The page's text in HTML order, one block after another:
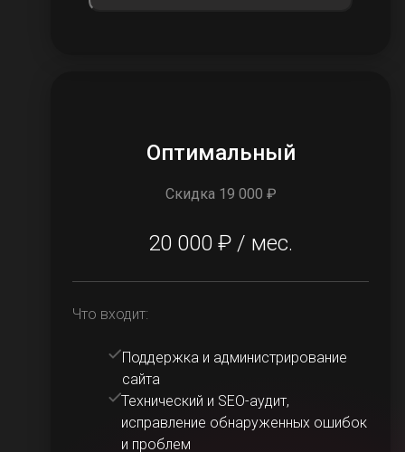
Оптимальный
Скидка 19 000 ₽
20 000 ₽ / мес.
Что входит:
Поддержка и администрирование
сайта
Технический и SEO-аудит,
исправление обнаруженных ошибок
и проблем